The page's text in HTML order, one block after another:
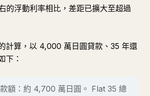
的浮動利率相比，差距已擴大至超過
計算，以 4,000 萬日圓貸款、35 年還
下：
額：約 4,700 萬日圓。 Flat 35 總